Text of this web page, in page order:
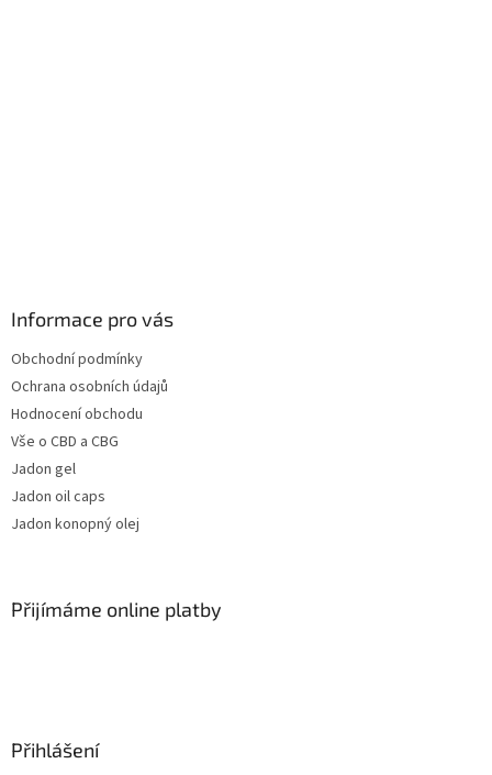
Informace pro vás
Obchodní podmínky
Ochrana osobních údajů
Hodnocení obchodu
Vše o CBD a CBG
Jadon gel
Jadon oil caps
Jadon konopný olej
Přijímáme online platby
Přihlášení